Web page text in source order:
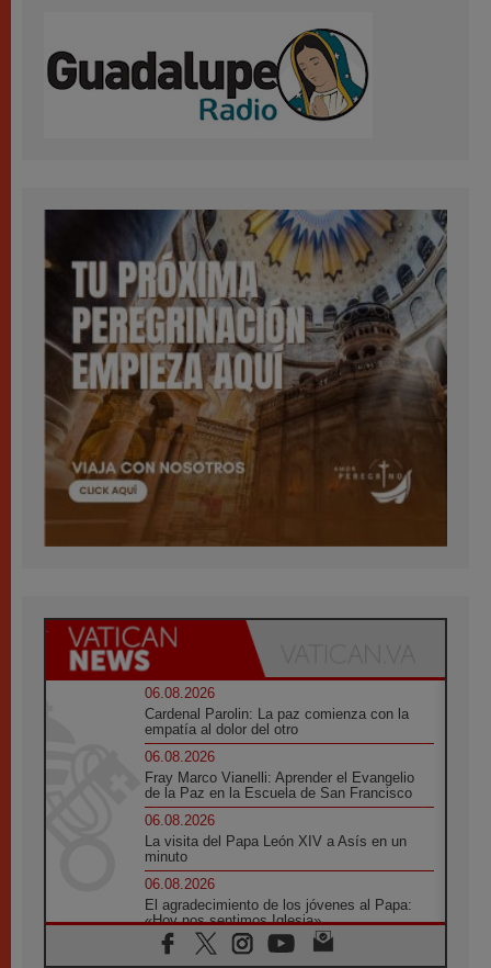
06.08.2026
Cardenal Parolin: La paz comienza con la
empatía al dolor del otro
06.08.2026
Fray Marco Vianelli: Aprender el Evangelio
de la Paz en la Escuela de San Francisco
06.08.2026
La visita del Papa León XIV a Asís en un
minuto
06.08.2026
El agradecimiento de los jóvenes al Papa:
«Hoy nos sentimos Iglesia»
06.08.2026